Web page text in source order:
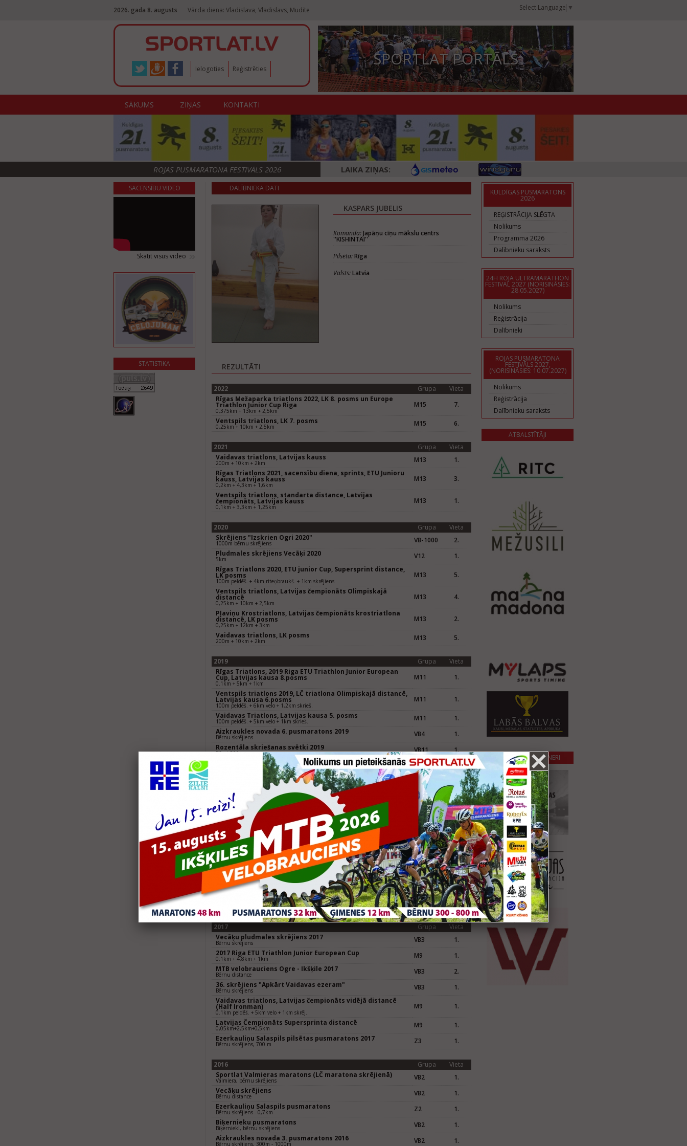
2026. gada 8. augusts Vārda diena: Vladislava, Vladislavs, Mudīte Select Language ▼
Ielogoties Reģistrēties SPORTLAT PORTĀLS
SĀKUMS ZIŅAS KONTAKTI
ROJAS PUSMARATONA FESTIVĀLS 2026 LAIKA ZIŅAS:
SACENSĪBU VIDEO
Skatīt visus video
STATISTIKA
DALĪBNIEKA DATI
KASPARS JUBELIS
Komanda:Japāņu cīņu mākslu centrs
''KISHINTAI''
Pilsēta:Rīga
Valsts:Latvia
REZULTĀTI
2022 Grupa
Vieta
Rīgas Mežaparka triatlons 2022, LK 8. posms un Europe
Triathlon Junior Cup Riga
0,375km + 13km + 2,5km
M15
7.
Ventspils triatlons, LK 7. posms
0,25km + 10km + 2,5km M15 6.
2021 Grupa
Vieta
Vaidavas triatlons, Latvijas kauss
200m + 10km + 2km M13
1.
Rīgas Triatlons 2021, sacensību diena, sprints, ETU Junioru
kauss, Latvijas kauss
0,2km + 4,3km + 1,6km
M13
3.
Ventspils triatlons, standarta distance, Latvijas
čempionāts, Latvijas kauss
0,1km + 3,3km + 1,25km
M13 1.
2020 Grupa
Vieta
Skrējiens "Izskrien Ogri 2020"
1000m bērnu skrējiens VB-1000
2.
Pludmales skrējiens Vecāķi 2020
5km V12
1.
Rīgas Triatlons 2020, ETU junior Cup, Supersprint distance,
LK posms
100m peldēš. + 4km riteņbraukš. + 1km skrējiens
M13
5.
Ventspils triatlons, Latvijas čempionāts Olimpiskajā
distancē
0,25km + 10km + 2,5km
M13
4.
Pļaviņu Krostriatlons, Latvijas čempionāts krostriatlona
distancē, LK posms
0,25km + 12km + 3km
M13
2.
Vaidavas triatlons, LK posms
200m + 10km + 2km M13 5.
2019 Grupa
Vieta
Rīgas Triatlons, 2019 Riga ETU Triathlon Junior European
Cup, Latvijas kausa 8.posms
0.1km + 5km + 1km
M11
1.
Ventspils triatlons 2019, LČ triatlona Olimpiskajā distancē,
Latvijas kausa 6.posms
100m peldēš. + 6km velo + 1,2km skrieš.
M11
1.
Vaidavas Triatlons, Latvijas kausa 5. posms
100m peldēš. + 5km velo + 1km skrieš. M11
1.
Aizkraukles novada 6. pusmaratons 2019
Bērnu skrējiens VB4
1.
Rozentāla skriešanas svētki 2019
Bērni 800m VB11 1.
Grupa
Vieta
Vecāķu pludmales skrējiens 2018
VB3
1.
2018 Riga ETU Triathlon Junior European Cup, Rīgas
triatlons
0,1km + 5km + 1km
M11
3.
Sprinta Triatlons Latvijas Kauss
0,100x3x0,500km M11
1.
Ventspils triatlons, Latvijas čempionāts Supersprintā
0,12km+6,6km+1,25km M11
3.
Vaidavas triatlons 2018
0,1km peldēš. + 5km velo + 1km skrēj. M11
2.
Ezerkauliņu Salaspils pilsētas pusmaratons 2018
Bērnu skrējiens 700 m Z3
1.
Aizkraukles novada 5. pusmaratons 2018
Bērnu skrējiens, 1000m VB3
8.
Rozentāla skriešanas svētki 2018
VB11 4.
2017 Grupa
Vieta
Vecāķu pludmales skrējiens 2017
Bērnu skrējiens VB3
1.
2017 Riga ETU Triathlon Junior European Cup
0,1km + 4,8km + 1km M9
1.
MTB velobrauciens Ogre - Ikšķile 2017
Bērnu distance VB3
2.
36. skrējiens "Apkārt Vaidavas ezeram"
Bērnu skrējiens VB3
1.
Vaidavas triatlons, Latvijas čempionāts vidējā distancē
(Half Ironman)
0.1km peldēš. + 5km velo + 1km skrēj.
M9
1.
Latvijas Čempionāts Supersprinta distancē
0,05km+2,5km+0,5km M9
1.
Ezerkauliņu Salaspils pilsētas pusmaratons 2017
Bērnu skrējiens, 700 m Z3 1.
2016 Grupa
Vieta
Sportlat Valmieras maratons (LČ maratona skrējienā)
Valmiera, bērnu skrējiens VB2
1.
Vecāķu skrējiens
Bērnu distance VB2
1.
Ezerkauliņu Salaspils pusmaratons
Bērnu skrējiens - 0,7km Z2
1.
Biķernieku pusmaratons
Biķernieki, bērnu skrējiens VB2
1.
Aizkraukles novada 3. pusmaratons 2016
Bērnu skrējiens, 300m - 1000m VB2 1.
KULDĪGAS PUSMARATONS
2026
REĢISTRĀCIJA SLĒGTA
Nolikums
Programma 2026
Dalībnieku saraksts
24H ROJA ULTRAMARATHON
FESTIVAL 2027 (NORISINĀSIES:
28.05.2027)
Nolikums
Reģistrācija
Dalībnieki
ROJAS PUSMARATONA
FESTIVĀLS 2027,
(NORISINĀSIES: 10.07.2027)
Nolikums
Reģistrācija
Dalībnieku saraksts
ATBALSTĪTĀJI
SADARBĪBAS PARTNERI